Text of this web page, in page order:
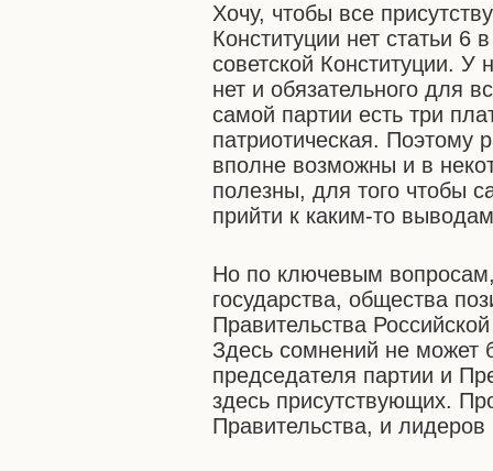
Хочу, чтобы все
Конституции нет статьи 6
советской Конституции. У
нет и обязательного для
самой партии есть три
патриотическая.
вполне возможны и в
полезны, для того чтобы
прийти к каким-то
Но по ключевым
государства, общества
Правительства
Здесь сомнений не может
председателя партии и
здесь присутствующих.
Правительства, и лидеров